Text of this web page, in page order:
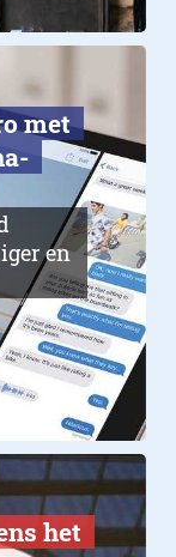
met
en
het